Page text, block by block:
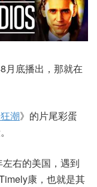
月底播出，那就在
潮》的片尾彩蛋
右的美国，遇到
康，也就是其